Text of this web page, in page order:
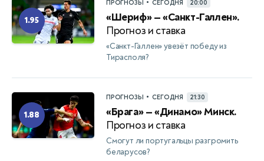
1.95
ПРОГНОЗЫ • СЕГОДНЯ 20:00
«Шериф» — «Санкт-Галлен».
Прогноз и ставка
«Санкт-Галлен» увезёт победу из
Тирасполя?
1.88
ПРОГНОЗЫ • СЕГОДНЯ 21:30
«Брага» — «Динамо» Минск.
Прогноз и ставка
Смогут ли португальцы разгромить
беларусов?